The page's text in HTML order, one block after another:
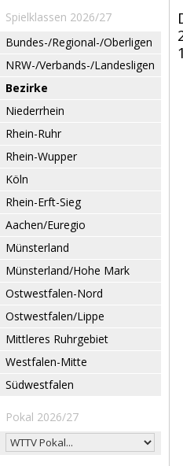
Spielklassen 2026/27
Bundes-/Regional-/Oberligen
NRW-/Verbands-/Landesligen
Bezirke
Niederrhein
Rhein-Ruhr
Rhein-Wupper
Köln
Rhein-Erft-Sieg
Aachen/Euregio
Münsterland
Münsterland/Hohe Mark
Ostwestfalen-Nord
Ostwestfalen/Lippe
Mittleres Ruhrgebiet
Westfalen-Mitte
Südwestfalen
Pokal 2026/27